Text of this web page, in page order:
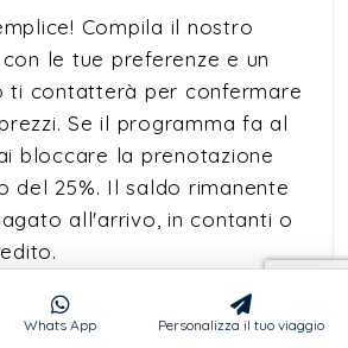
Compila il nostro
le tue preferenze e un
ti contatterà per confermare
Se il programma fa al
bloccare la prenotazione
del 25%. Il saldo rimanente
all'arrivo, in contanti o
come Natale,
l’acconto richiesto
Whats App Personalizza il tuo viaggio